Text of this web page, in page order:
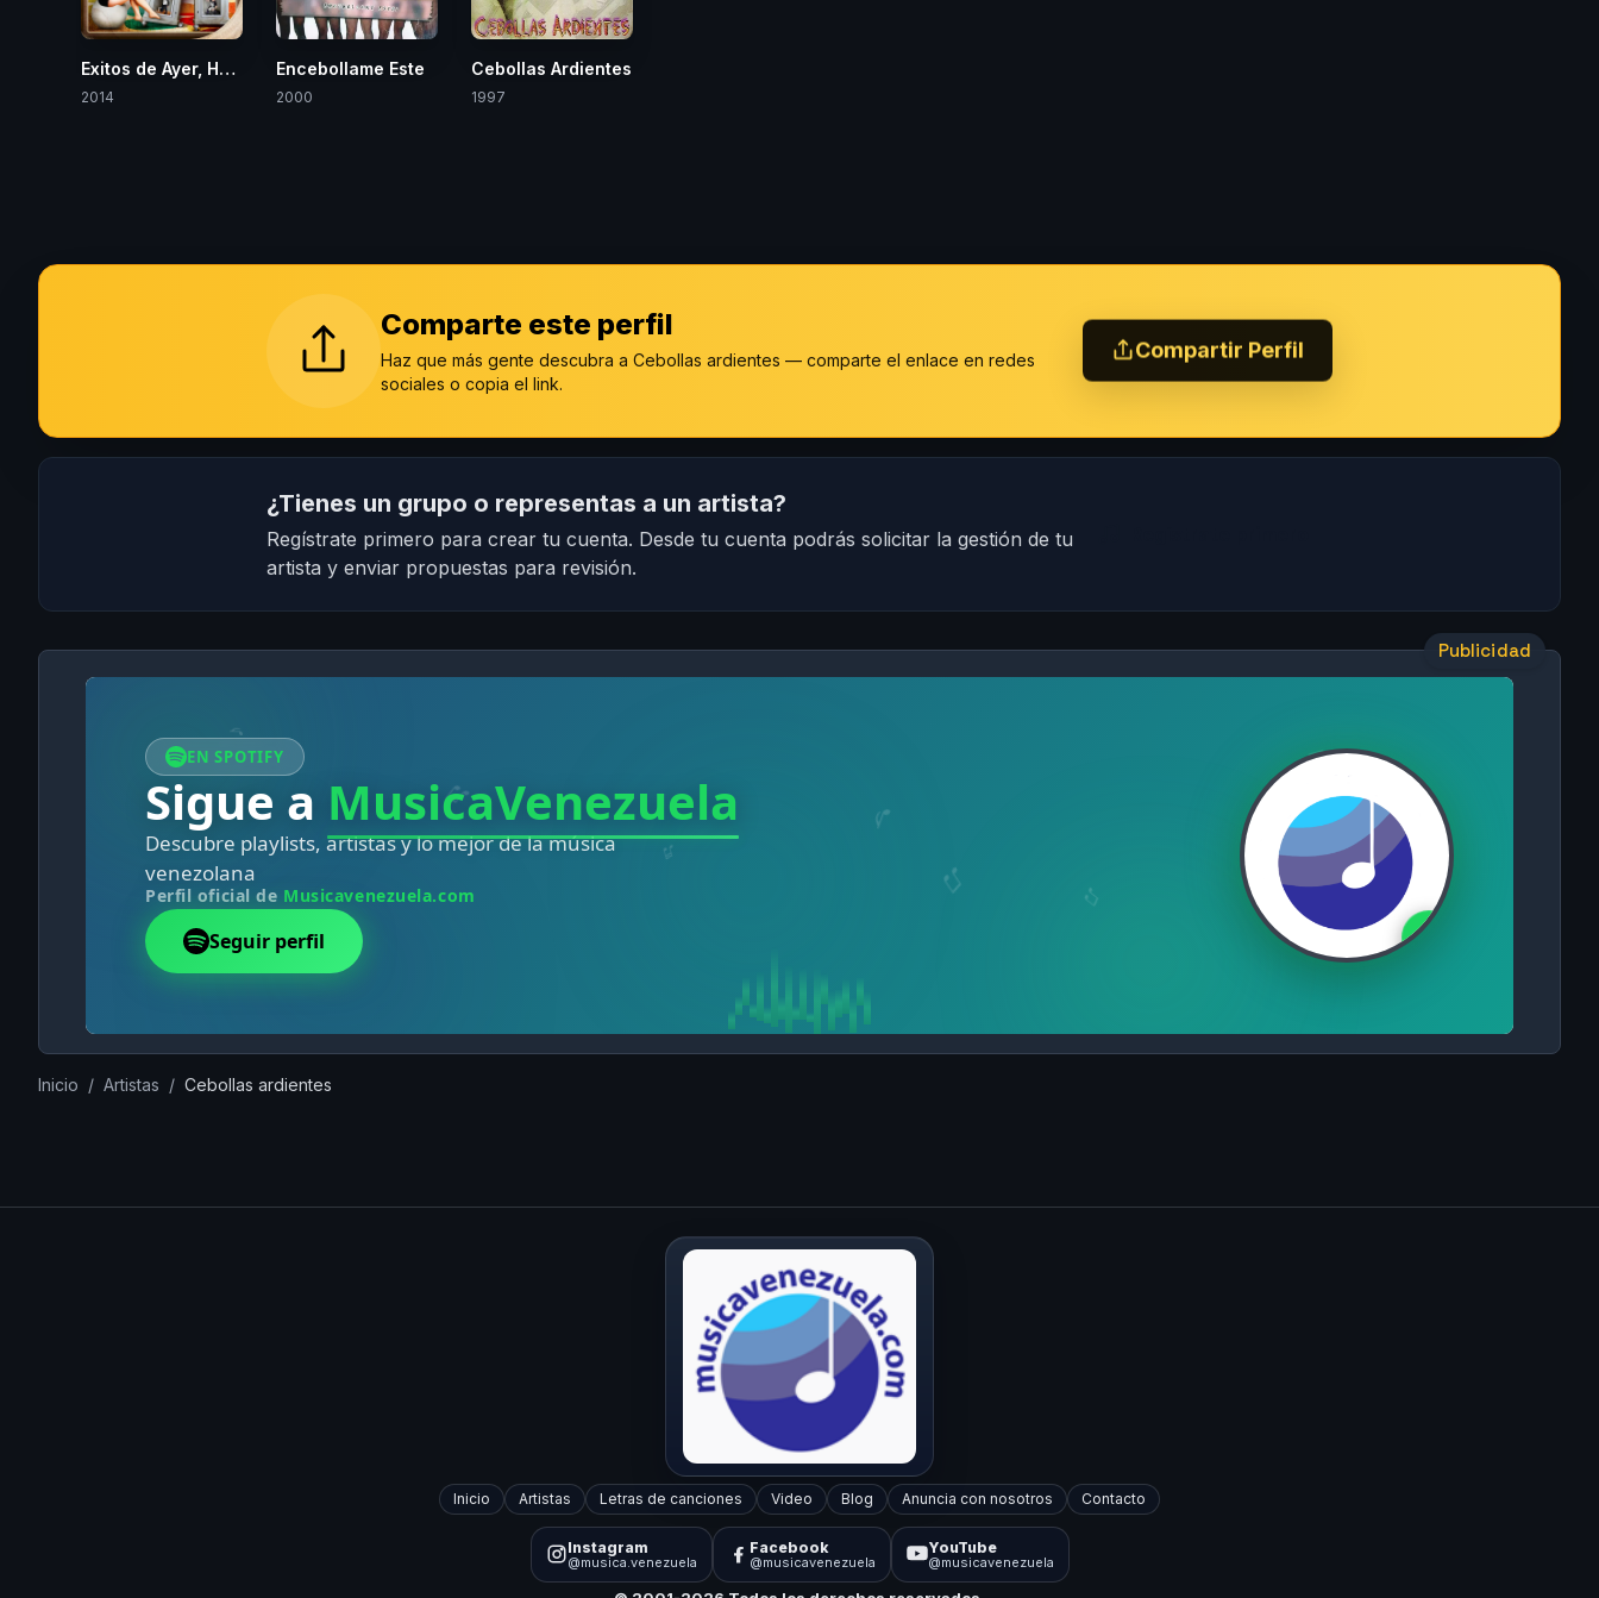
Exitos de Ayer, Hoy y Siempre
2014
Encebollame Este
2000
Cebollas Ardientes
1997
Comparte este perfil
Haz que más gente descubra a Cebollas ardientes — comparte el enlace en redes
sociales o copia el link.
Compartir Perfil
¿Tienes un grupo o representas a un artista?
Regístrate primero para crear tu cuenta. Desde tu cuenta podrás solicitar la gestión de tu
artista y enviar propuestas para revisión.
Publicidad
Inicio / Artistas / Cebollas ardientes
Inicio Artistas Letras de canciones Video Blog Anuncia con nosotros Contacto
Instagram
@musica.venezuela
Facebook
@musicavenezuela
YouTube
@musicavenezuela